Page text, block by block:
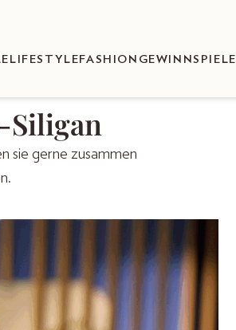
LIFESTYLEFASHION GEWINNSPIELE
Siligan
sie gerne zusammen